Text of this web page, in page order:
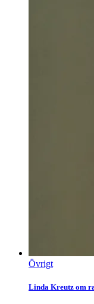
Övrigt
Linda Kreutz om